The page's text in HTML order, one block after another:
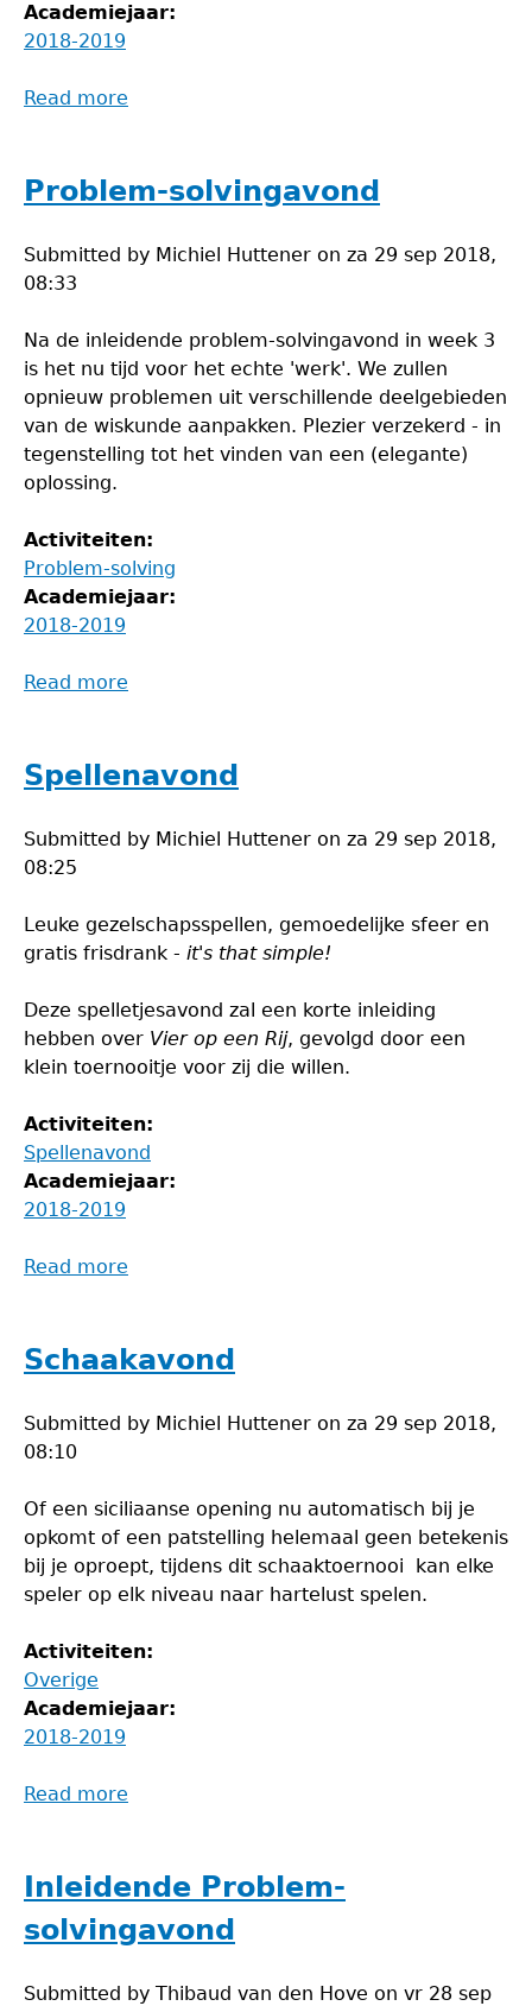
Academiejaar:
2018-2019
Read more
Problem-solvingavond
Submitted by Michiel Huttener on za 29 sep 2018,
08:33
Na de inleidende problem-solvingavond in week 3
is het nu tijd voor het echte 'werk'. We zullen
opnieuw problemen uit verschillende deelgebieden
van de wiskunde aanpakken. Plezier verzekerd - in
tegenstelling tot het vinden van een (elegante)
oplossing.
Activiteiten:
Problem-solving
Academiejaar:
2018-2019
Read more
Spellenavond
Submitted by Michiel Huttener on za 29 sep 2018,
08:25
Leuke gezelschapsspellen, gemoedelijke sfeer en
gratis frisdrank - it's that simple!
Deze spelletjesavond zal een korte inleiding
hebben over Vier op een Rij, gevolgd door een
klein toernooitje voor zij die willen.
Activiteiten:
Spellenavond
Academiejaar:
2018-2019
Read more
Schaakavond
Submitted by Michiel Huttener on za 29 sep 2018,
08:10
Of een siciliaanse opening nu automatisch bij je
opkomt of een patstelling helemaal geen betekenis
bij je oproept, tijdens dit schaaktoernooi kan elke
speler op elk niveau naar hartelust spelen.
Activiteiten:
Overige
Academiejaar:
2018-2019
Read more
Inleidende Problem-
solvingavond
Submitted by Thibaud van den Hove on vr 28 sep